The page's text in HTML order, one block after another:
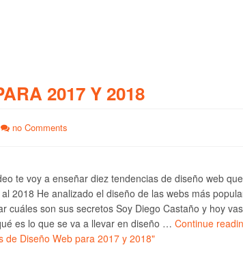
2017 Y 2018
no Comments
te voy a enseñar diez tendencias de diseño web
2018 He analizado el diseño de las webs más
cuáles son sus secretos Soy Diego Castaño y hoy
es lo que se va a llevar en diseño … Continue
de Diseño Web para 2017 y 2018"